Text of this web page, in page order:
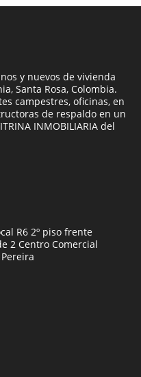
y nuevos de vivienda
Santa Rosa, Colombia.
campestres, oficinas, en
de respaldo en un
INMOBILIARIA del
R6 2º piso frente
2 Centro Comercial